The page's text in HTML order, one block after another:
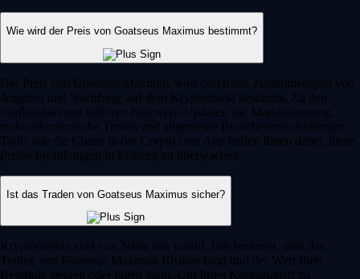
Wie wird der Preis von Goatseus Maximus bestimmt?
Der Preis von Goatseus Maximus wird durch das Zusammenspiel von
Angebot und Nachfrage auf dem Kryptomarkt bestimmt. Zu den
Einflussfaktoren gehören Netzwerk-Updates, die Marktstimmung,
makroökonomische Trends und allgemeine Branchenentwicklungen.
Tools wie die Charts in der Crypto.com App helfen Ihnen dabei, diese
Preisschwankungen in Echtzeit zu überwachen.
Ist das Traden von Goatseus Maximus sicher?
Kryptomärkte sind von Natur aus volatil. Das bedeutet, dass das
Traden von Goatseus Maximus Risiken birgt und der Wert Ihrer
Bestände steigen oder fallen kann. Um Ihren Kontozugriff zu